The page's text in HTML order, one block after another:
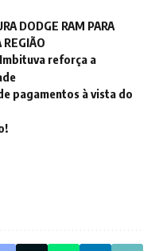
DODGE RAM PARA
REGIÃO
reforça a
pagamentos à vista do